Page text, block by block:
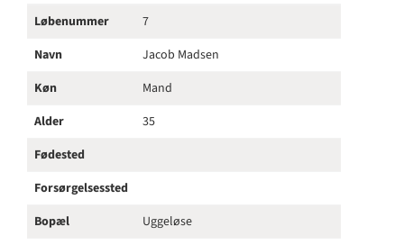
Løbenummer
7
Navn
Jacob Madsen
Køn
Mand
Alder
35
Fødested
Forsørgelsessted
Bopæl
Uggeløse